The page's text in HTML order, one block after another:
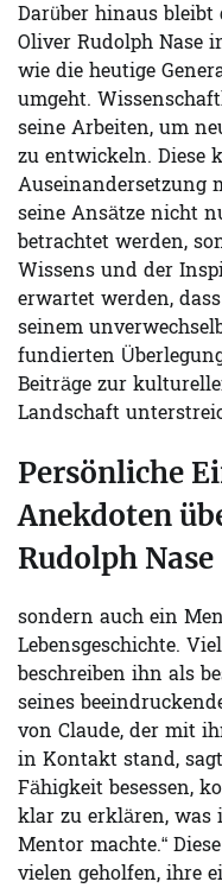
Darüber hinaus
Oliver Rudolph Nase
wie die heutige
umgeht.
seine Arbeiten, um
zu entwickeln. Diese
Auseinandersetzung
seine Ansätze nicht
betrachtet werden,
Wissens und der
erwartet werden,
seinem
fundierten
Beiträge zur
Landschaft
Persönliche
Anekdoten
Rudolph Nase
sondern auch ein
Lebensgeschichte.
beschreiben ihn als
seines
von Claude, der mit
in Kontakt stand,
Fähigkeit besessen,
klar zu erklären, was
Mentor machte.“
vielen geholfen, ihre